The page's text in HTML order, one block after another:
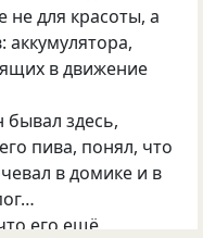
не для красоты, а
аккумулятора,
в движение
здесь,
пива, понял, что
в домике и в
его ещё